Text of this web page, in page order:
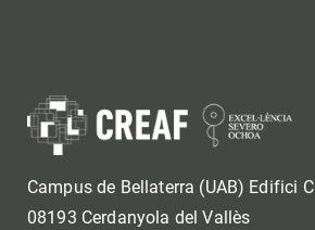
Campus de Bellaterra (UAB) Edifici C
08193 Cerdanyola del Vallès